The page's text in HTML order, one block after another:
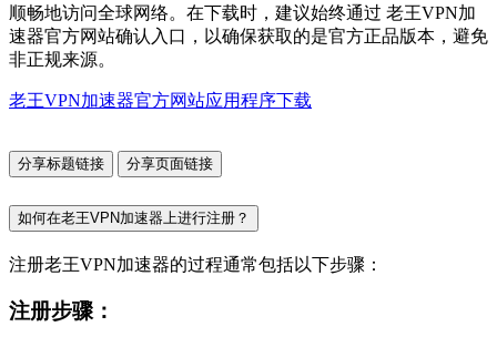
顺畅地访问全球网络。在下载时，建议始终通过 老王VPN加
速器官方网站确认入口，以确保获取的是官方正品版本，避免
非正规来源。
老王VPN加速器官方网站应用程序下载
分享标题链接 分享页面链接
如何在老王VPN加速器上进行注册？
注册老王VPN加速器的过程通常包括以下步骤：
注册步骤：